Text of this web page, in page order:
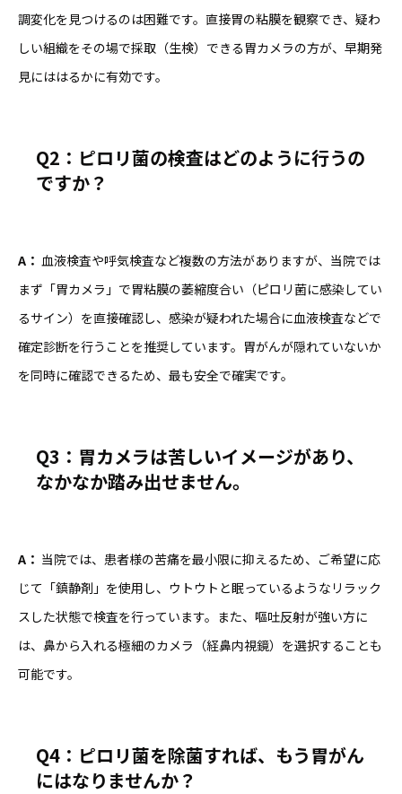
調変化を見つけるのは困難です。直接胃の粘膜を観察でき、疑わ
しい組織をその場で採取（生検）できる胃カメラの方が、早期発
見にははるかに有効です。
Q2 ：ピロリ菌の検査はどのように行うの
ですか？
A ： 血液検査や呼気検査など複数の方法がありますが、当院では
まず「胃カメラ」で胃粘膜の萎縮度合い（ピロリ菌に感染してい
るサイン）を直接確認し、感染が疑われた場合に血液検査などで
確定診断を行うことを推奨しています。胃がんが隠れていないか
を同時に確認できるため、最も安全で確実です。
Q3 ：胃カメラは苦しいイメージがあり、
なかなか踏み出せません。
A ： 当院では、患者様の苦痛を最小限に抑えるため、ご希望に応
じて「鎮静剤」を使用し、ウトウトと眠っているようなリラック
スした状態で検査を行っています。また、嘔吐反射が強い方に
は、鼻から入れる極細のカメラ（経鼻内視鏡）を選択することも
可能です。
Q4 ：ピロリ菌を除菌すれば、もう胃がん
にはなりませんか？